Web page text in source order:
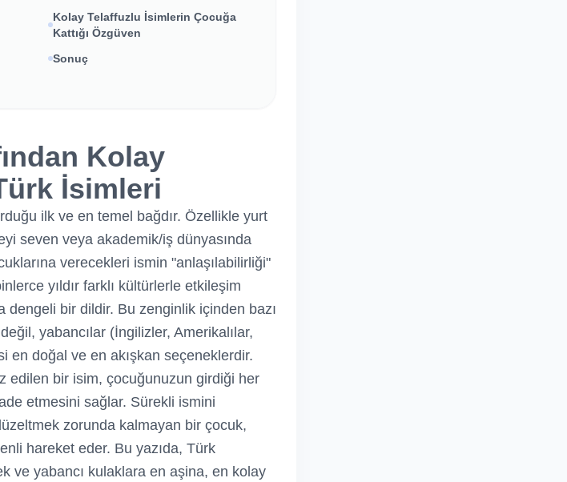
Kolay Telaffuzlu İsimlerin Çocuğa
Kattığı Özgüven
Sonuç
Kolay
İsimleri
ilk ve en temel bağdır. Özellikle yurt
seven veya akademik/iş dünyasında
verecekleri ismin "anlaşılabilirliği"
yıldır farklı kültürlerle etkileşim
dengeli bir dildir. Bu zenginlik içinden bazı
yabancılar (İngilizler, Amerikalılar,
en doğal ve en akışkan seçeneklerdir.
edilen bir isim, çocuğunuzun girdiği her
etmesini sağlar. Sürekli ismini
zorunda kalmayan bir çocuk,
hareket eder. Bu yazıda, Türk
ve yabancı kulaklara en aşina, en kolay